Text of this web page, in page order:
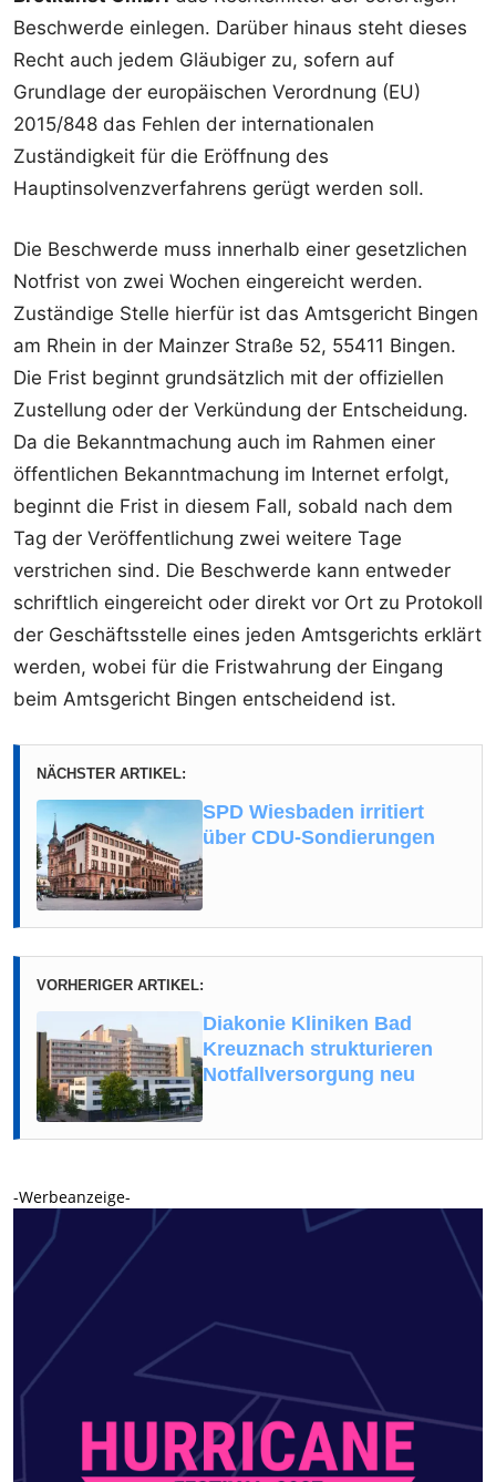
Beschwerde einlegen. Darüber hinaus steht dieses
Recht auch jedem Gläubiger zu, sofern auf
Grundlage der europäischen Verordnung (EU)
2015/848 das Fehlen der internationalen
Zuständigkeit für die Eröffnung des
Hauptinsolvenzverfahrens gerügt werden soll.
Die Beschwerde muss innerhalb einer gesetzlichen
Notfrist von zwei Wochen eingereicht werden.
Zuständige Stelle hierfür ist das Amtsgericht Bingen
am Rhein in der Mainzer Straße 52, 55411 Bingen.
Die Frist beginnt grundsätzlich mit der offiziellen
Zustellung oder der Verkündung der Entscheidung.
Da die Bekanntmachung auch im Rahmen einer
öffentlichen Bekanntmachung im Internet erfolgt,
beginnt die Frist in diesem Fall, sobald nach dem
Tag der Veröffentlichung zwei weitere Tage
verstrichen sind. Die Beschwerde kann entweder
schriftlich eingereicht oder direkt vor Ort zu Protokoll
der Geschäftsstelle eines jeden Amtsgerichts erklärt
werden, wobei für die Fristwahrung der Eingang
beim Amtsgericht Bingen entscheidend ist.
NÄCHSTER ARTIKEL:
SPD Wiesbaden irritiert
über CDU-Sondierungen
VORHERIGER ARTIKEL:
Diakonie Kliniken Bad
Kreuznach strukturieren
Notfallversorgung neu
-Werbeanzeige-